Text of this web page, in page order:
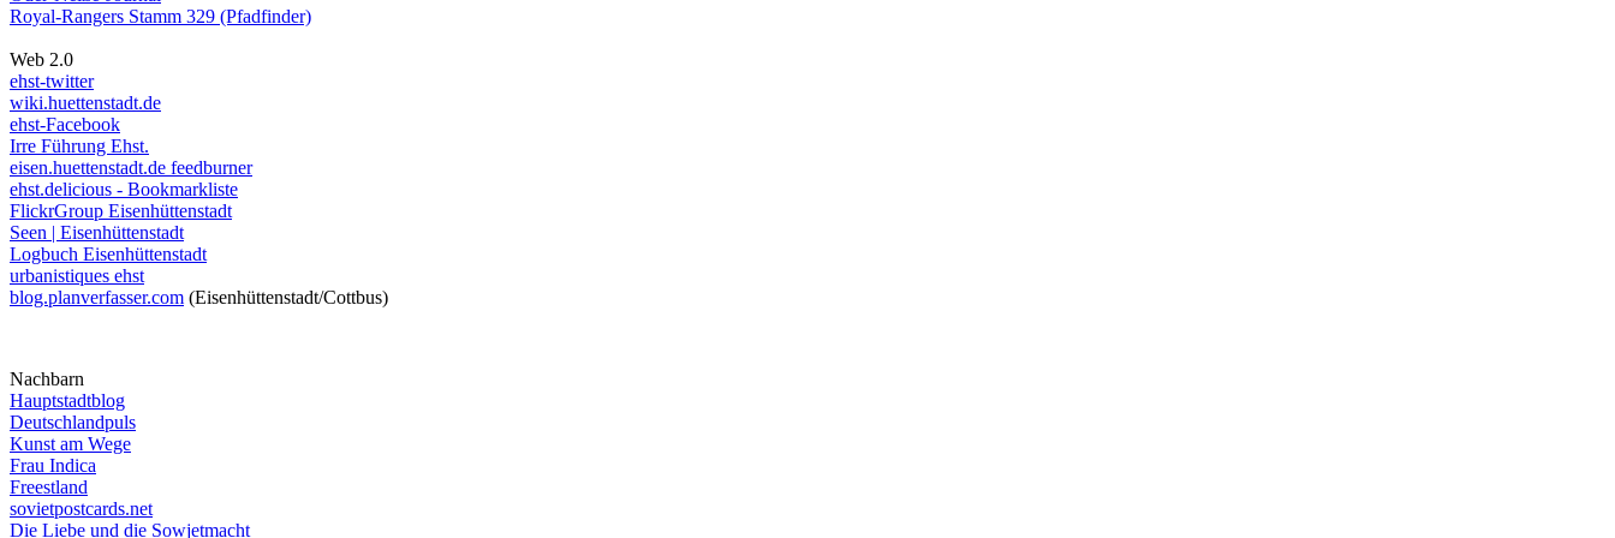
Royal-Rangers Stamm 329 (Pfadfinder)
Web 2.0
ehst-twitter
wiki.huettenstadt.de
ehst-Facebook
Irre Führung Ehst.
eisen.huettenstadt.de feedburner
ehst.delicious - Bookmarkliste
FlickrGroup Eisenhüttenstadt
Seen | Eisenhüttenstadt
Logbuch Eisenhüttenstadt
urbanistiques ehst
blog.planverfasser.com (Eisenhüttenstadt/Cottbus)
Nachbarn
Hauptstadtblog
Deutschlandpuls
Kunst am Wege
Frau Indica
Freestland
sovietpostcards.net
Die Liebe und die Sowjetmacht